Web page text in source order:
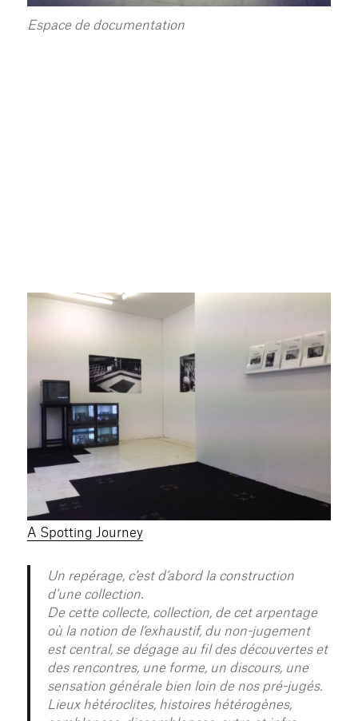
Espace de documentation
A Spotting Journey
Un repérage, c’est d’abord la construction
d’une collection.
De cette collecte, collection, de cet arpentage
où la notion de l’exhaustif, du non-jugement
est central, se dégage au fil des découvertes et
des rencontres, une forme, un discours, une
sensation générale bien loin de nos pré-jugés.
Lieux hétéroclites, histoires hétérogènes,